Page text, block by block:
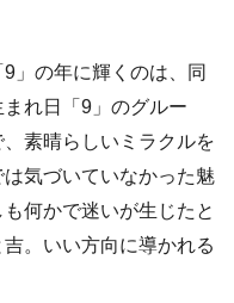
」の年に輝くのは、同
れ日「9」のグルー
素晴らしいミラクルを
気づいていなかった魅
何かで迷いが生じたと
。いい方向に導かれる